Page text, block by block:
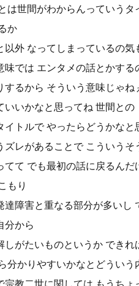
は世間がわからんっていうタ
か
以外 なってしまっているの気
味では エンタメの話とかす
るから そういう意味じゃね
いいかなと思ってね 世間との
イトルで やったらどうかなと
ズレがあることで こういう
てて でも最初の話に戻るんだ
もり
達障害と重なる部分が多いし
分から
しがたいものというか できれ
分かりやすいかなとどういう